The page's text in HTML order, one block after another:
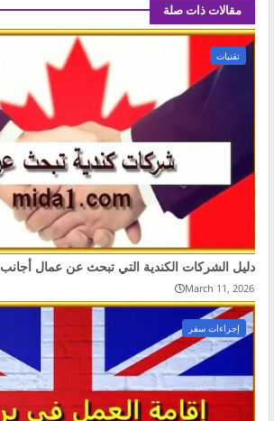
مقالات ذات صلة
تقنيات
دليل الشركات الكندية التي تبحث عن عمال أجانب
March 11, 2026
إجراءات سفر